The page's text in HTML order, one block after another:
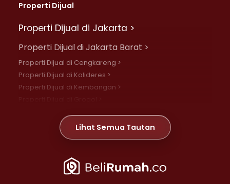
Properti Dijual
Properti Dijual di Jakarta >
Properti Dijual di Jakarta Barat >
Properti Dijual di Cengkareng >
Properti Dijual di Kalideres >
Properti Dijual di Kembangan >
Properti Dijual di Meruya >
Properti Dijual di Jelambar >
Properti Dijual di Jakarta Pusat >
Lihat Semua Tautan